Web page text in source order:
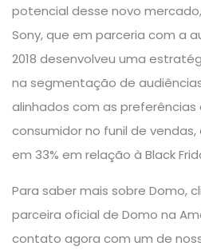
potencial desse novo
Sony, que em parceria com a
2018 desenvolveu uma
na segmentação de
alinhados com as
consumidor no funil de
em 33% em relação à Black
Para saber mais sobre Domo,
parceira oficial de Domo na
contato agora com um de